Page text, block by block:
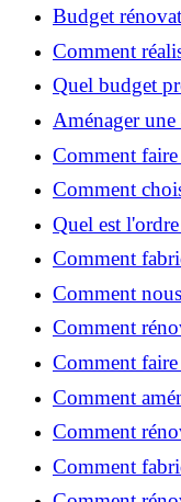
ruiner ?
Budget
astuces
Comment
maison efficace
Quel budget
2026 ?
Aménager une
de place pour
Comment
fait maison ?
Comment
travaux de
Quel est
rénovation ?
Comment
naturel pour
Comment
(Ré)HABITER
?
Comment
: techniques,
Comment faire
?
Comment
chaque
Comment
facilement :
Comment
naturel au suif ?